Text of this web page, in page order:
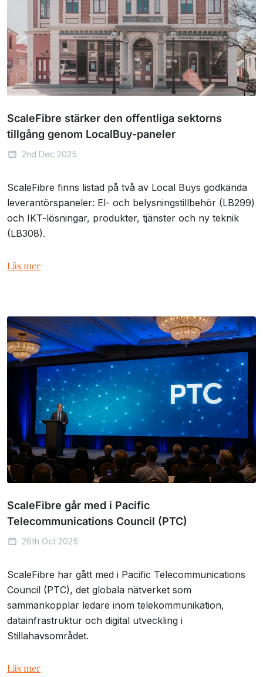
ScaleFibre stärker den offentliga sektorns
tillgång genom LocalBuy-paneler
2nd Dec 2025
ScaleFibre finns listad på två av Local Buys godkända
leverantörspaneler: El- och belysningstillbehör (LB299)
och IKT-lösningar, produkter, tjänster och ny teknik
(LB308).
Läs mer
ScaleFibre går med i Pacific
Telecommunications Council (PTC)
26th Oct 2025
ScaleFibre har gått med i Pacific Telecommunications
Council (PTC), det globala nätverket som
sammankopplar ledare inom telekommunikation,
datainfrastruktur och digital utveckling i
Stillahavsområdet.
Läs mer